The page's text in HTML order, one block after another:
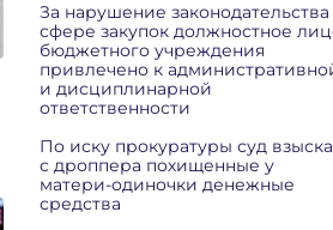
За нарушение законодательства
сфере закупок должностное
бюджетного учреждения
привлечено к
и дисциплинарной
ответственности
По иску прокуратуры суд
с дроппера похищенные у
матери-одиночки денежные
средства